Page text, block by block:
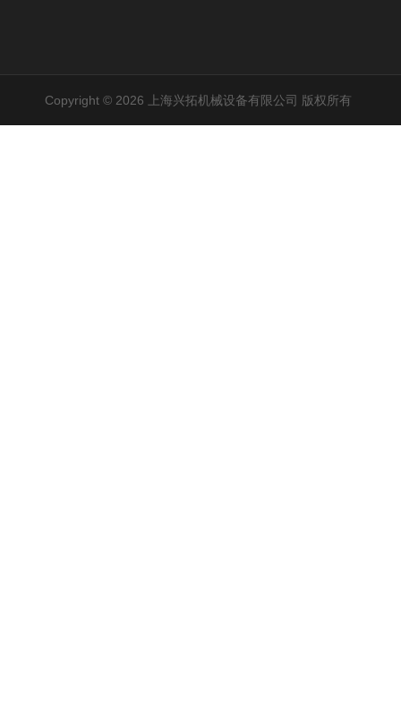
Copyright © 2026 上海兴拓机械设备有限公司 版权所有